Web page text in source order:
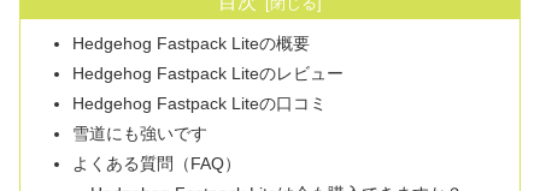
Hedgehog Fastpack Liteの概要
Hedgehog Fastpack Liteのレビュー
Hedgehog Fastpack Liteの口コミ
雪道にも強いです
よくある質問（FAQ）